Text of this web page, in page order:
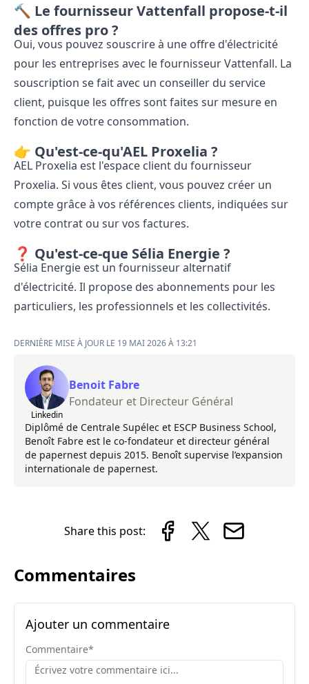
🔨 Le fournisseur Vattenfall propose-t-il
des offres pro ?
Oui, vous pouvez souscrire à une offre d'électricité
pour les entreprises avec le fournisseur Vattenfall. La
souscription se fait avec un conseiller du service
client, puisque les offres sont faites sur mesure en
fonction de votre consommation.
👉 Qu'est-ce-qu'AEL Proxelia ?
AEL Proxelia est l'espace client du fournisseur
Proxelia. Si vous êtes client, vous pouvez créer un
compte grâce à vos références clients, indiquées sur
votre contrat ou sur vos factures.
❓ Qu'est-ce-que Sélia Energie ?
Sélia Energie est un fournisseur alternatif
d'électricité. Il propose des abonnements pour les
particuliers, les professionnels et les collectivités.
DERNIÈRE MISE À JOUR LE 19 MAI 2026 À 13:21
Linkedin
Benoit Fabre
Fondateur et Directeur Général
Diplômé de Centrale Supélec et ESCP Business School,
Benoît Fabre est le co-fondateur et directeur général
de papernest depuis 2015. Benoît supervise l’expansion
internationale de papernest.
Share this post:
Commentaires
Ajouter un commentaire
Commentaire*